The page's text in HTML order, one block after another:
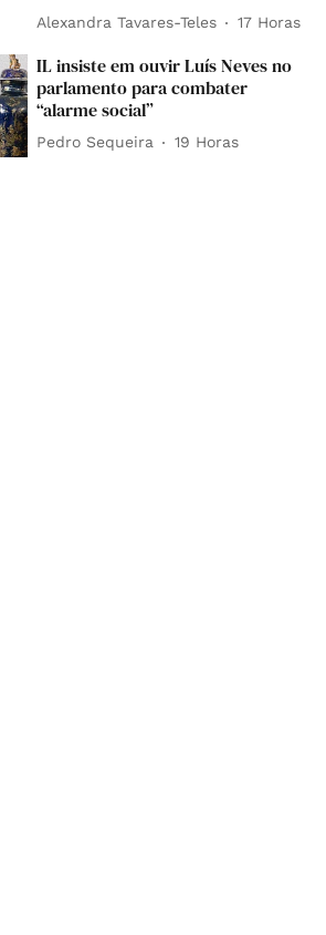
Alexandra Tavares-Teles 17 Horas
IL insiste em ouvir Luís Neves no
parlamento para combater
“alarme social”
Pedro Sequeira 19 Horas